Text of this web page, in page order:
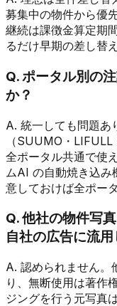
募集中の物件から優
継続は課徴金算定期
るだけ早期の差し替
Q. ポータル別の
か？
A. 統一しても問題あ
（SUUMO・
全ポータル共通で使
ムAI の自動焼き込み
意しておけば全ポー
Q. 他社の物件写
自社の広告に流
A. 認められません。
り、無断使用は著作
ジングを行う元写真